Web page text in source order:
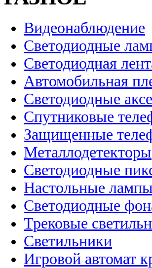
Видеонаблюдение
Светодиодные
Светодиодная
Автомобильная
Светодиодные
Спутниковые
Защищенные
Металлодетекторы
Светодиодные
Настольные лампы
Светодиодные
Трековые
Светильники
Игровой автомат